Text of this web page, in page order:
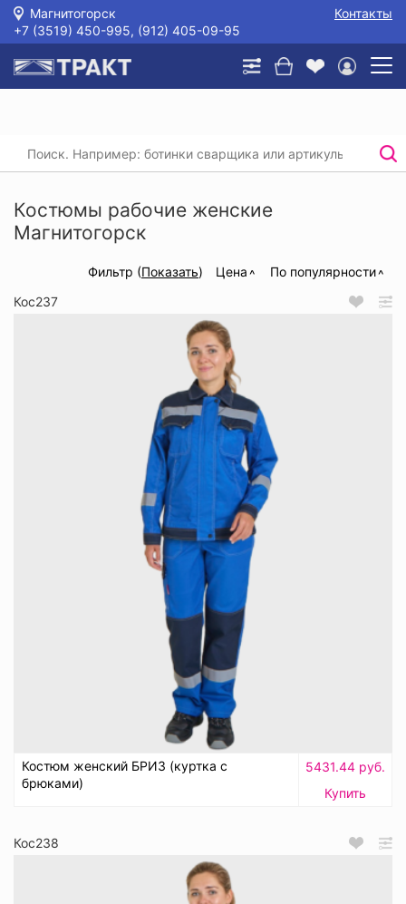
Магнитогорск
Контакты
+7 (3519) 450-995, (912) 405-09-95
Главная / /
Костюмы (рабочая одежда)
Костюмы рабочие женские
Костюмы рабочие женские
Магнитогорск
Фильтр (Показать) Цена
По популярности
Кос237
Костюм женский БРИЗ (куртка с
брюками)
5431.44 руб.
Купить
Кос238